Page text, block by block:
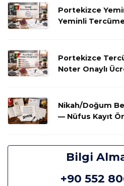
Portekizce
Yeminli
Portekizce
Noter Onaylı
Nikah/Doğum
— Nüfus Kayıt
Bilgi
+90 552